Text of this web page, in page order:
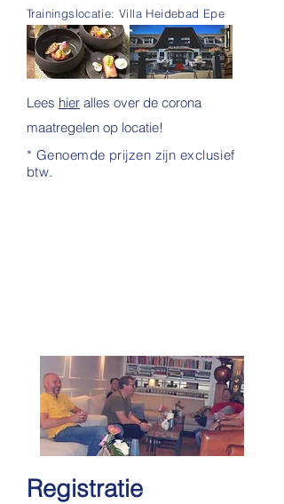
Trainingslocatie: Villa Heidebad Epe
Lees hier alles over de corona
maatregelen op locatie!
* Genoemde prijzen zijn exclusief
btw.
Registratie